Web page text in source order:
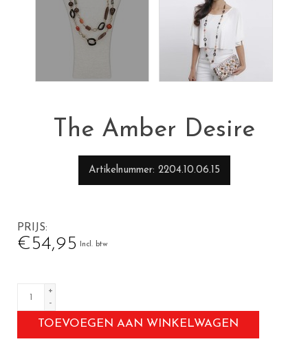
The Amber Desire
Artikelnummer 2204.10.06.15
PRIJS
€54,95 Incl. btw
+
-
TOEVOEGEN AAN WINKELWAGEN